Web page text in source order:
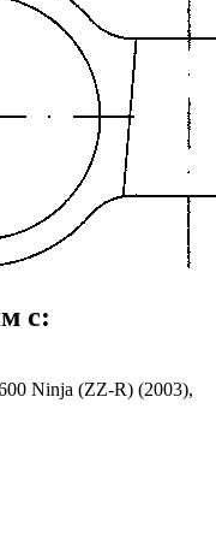
с:
Ninja (ZZ-R) (2003),